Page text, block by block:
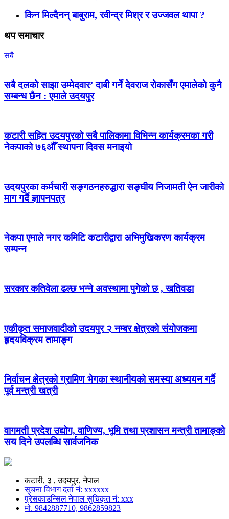
किन मिल्दैनन् बाबुराम, रवीन्द्र मिश्र र उज्जवल थापा ?
थप समाचार
सबै
सबै दलको साझा उम्मेदवार’ दाबी गर्ने देवराज रोकासँग एमालेको कुनै
सम्बन्ध छैन : एमाले उदयपुर
कटारी सहित उदयपुरको सबै पालिकामा विभिन्न कार्यक्रमका गरी
नेकपाको ७६औँ स्थापना दिवस मनाइयो
उदयपुरका कर्मचारी सङ्गठनहरुद्धारा सङ्घीय निजामती ऐन जारीको
माग गर्दै ज्ञापनपत्र
नेकपा एमाले नगर कमिटि कटारीद्वारा अभिमुखिकरण कार्यक्रम
सम्पन्न
सरकार कतिवेला ढल्छ भन्ने अवस्थामा पुगेको छ , खतिवडा
एकीकृत समाजवादीको उदयपुर २ नम्बर क्षेत्रको संयोजकमा
हृदयविक्रम तामाङ्ग
निर्वाचन क्षेत्रको ग्रामिण भेगका स्थानीयको समस्या अध्ययन गर्दै
पूर्व मन्त्री खत्री
वागमती प्रदेश उद्योग, वाणिज्य, भूमि तथा प्रशासन मन्त्री तामाङ्को
सय दिने उपलब्धि सार्वजनिक
कटारी, ३ , उदयपुर, नेपाल
सूचना विभाग दर्ता नं: xxxxxx
प्रेसकाउन्सिल नेपाल सुचिकृत नं: xxx
मो. 9842887710, 9862859823